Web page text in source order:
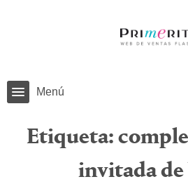
Menú
Etiqueta:
invitada de